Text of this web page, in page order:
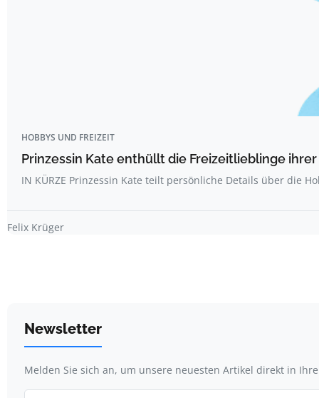
HOBBYS UND FREIZEIT
Prinzessin Kate enthüllt die Freizeitlieblinge
IN KÜRZE Prinzessin Kate teilt persönliche Details über die
Felix Krüger
Newsletter
Melden Sie sich an, um unsere neuesten Artikel direkt in